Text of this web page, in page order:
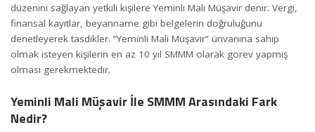
düzenini sağlayan yetkili kişilere Yeminli Mali Müşavir denir. Vergi,
finansal kayıtlar, beyanname gibi belgelerin doğruluğunu
denetleyerek tasdikler. “Yeminli Mali Müşavir” ünvanına sahip
olmak isteyen kişilerin en az 10 yıl SMMM olarak görev yapmış
olması gerekmektedir.
Yeminli Mali Müşavir İle SMMM Arasındaki Fark
Nedir?